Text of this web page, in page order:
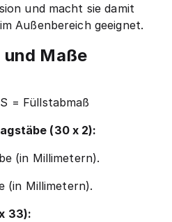
und macht sie damit
Außenbereich geeignet.
Maße
= Füllstabmaß
(30 x 2):
(in Millimetern).
(in Millimetern).
33):